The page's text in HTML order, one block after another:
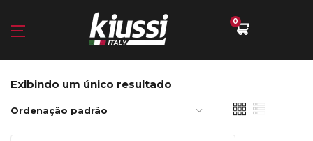
0
Exibindo um único resultado